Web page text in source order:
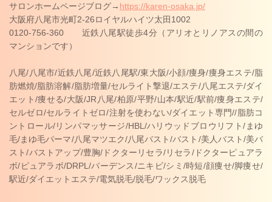
サロンホームページブログ→ https://karen-osaka.jp/
大阪府八尾市光町2-26ロイヤルハイツ太田 1002
0120-756-360 近鉄八尾駅徒歩4分（アリオとリノアスの間の
マンションです）
八尾/八尾市/近鉄八尾/近鉄八尾駅/東大阪/小顔/痩身/痩身エステ/脂
肪燃焼/脂肪溶解/脂肪増量/セルライト撃退/エステ/八尾エステ/ダイ
エット/痩せる/大阪/JR 八尾/柏原/平野/山本/駅近/駅前/痩身エステ/
セルゼロ/セルライトゼロ/注射を使わない/ダイエット専門//脂肪コ
ントロール/リンパマッサージ/HBL/ハリウッドブロウリフト/ まゆ
毛/まゆ毛パーマ/八尾マツエク/八尾バスト/バスト /美人バスト/美バ
スト/バストアップ/豊胸/ ドクターリセラ/リセラ/ドクターピュアラ
ボ/ピュアラボ/DRPL/バーデンス/ニキビ/シミ /時短/顔痩せ/脚痩せ/
駅近/ダイエットエステ/電気脱毛/脱毛/ワックス脱毛